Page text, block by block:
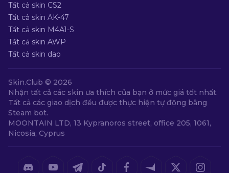
Tất cả skin CS2
Tất cả skin AK-47
Tất cả skin M4A1-S
Tất cả skin AWP
Tất cả skin dao
Skin.Club © 2026
Nhận tất cả các skin ưa thích của bạn ở mức giá tốt nhất.
Tất cả các giao dịch đều được thực hiện tự động bằng
Steam bot.
MOONTAIN LTD, 13 Kypranoros street, office 205, 1061,
Nicosia, Cyprus